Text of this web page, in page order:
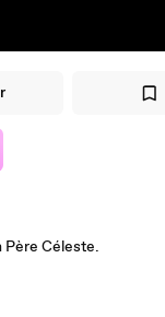
Père Céleste.